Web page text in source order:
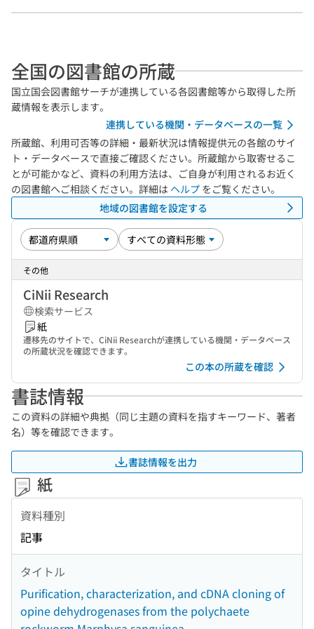
全国の図書館の所蔵
国立国会図書館サーチが連携している各図書館等から取得した所
蔵情報を表示します。
連携している機関・データベースの一覧
所蔵館、利用可否等の詳細・最新状況は情報提供元の各館のサイ
ト・データベースで直接ご確認ください。所蔵館から取寄せるこ
とが可能かなど、資料の利用方法は、ご自身が利用されるお近く
の図書館へご相談ください。詳細は ヘルプ をご覧ください。
地域の図書館を設定する
その他
CiNii Research
検索サービス
紙
遷移先のサイトで、CiNii Researchが連携している機関・データベース
の所蔵状況を確認できます。
この本の所蔵を確認
書誌情報
この資料の詳細や典拠（同じ主題の資料を指すキーワード、著者
名）等を確認できます。
書誌情報を出力
紙
資料種別
記事
タイトル
Purification, characterization, and cDNA cloning of
opine dehydrogenases from the polychaete